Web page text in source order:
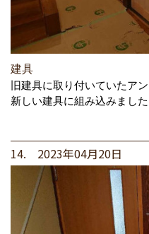
建具
旧建具に取り付いていたア
新しい建具に組み込みました
14. 2023年04月20日